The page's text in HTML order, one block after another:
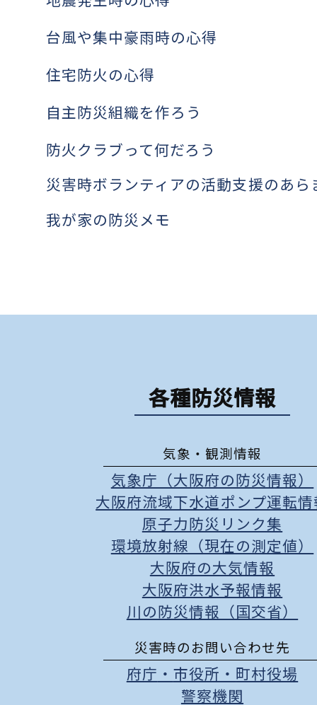
台風や集中豪雨時の心得
住宅防火の心得
自主防災組織を作ろう
防火クラブって何だろう
災害時ボランティアの活動支援のあら
我が家の防災メモ
各種防災情報
気象・観測情報
気象庁（大阪府の防災情報）
大阪府流域下水道ポンプ運転情
原子力防災リンク集
環境放射線（現在の測定値）
大阪府の大気情報
大阪府洪水予報情報
川の防災情報（国交省）
災害時のお問い合わせ先
府庁 ・ 市役所 ・ 町村役場
警察機関